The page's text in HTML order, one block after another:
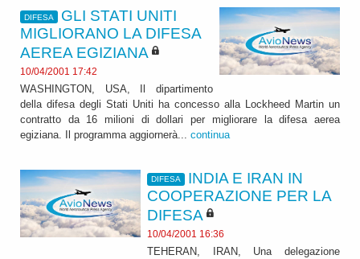
DIFESA
GLI STATI UNITI
MIGLIORANO LA DIFESA
AEREA EGIZIANA
10/04/2001 17:42
WASHINGTON, USA, Il dipartimento
della difesa degli Stati Uniti ha concesso alla Lockheed Martin un
contratto da 16 milioni di dollari per migliorare la difesa aerea
egiziana. Il programma aggiornerà... continua
DIFESA
INDIA E IRAN IN
COOPERAZIONE PER LA
DIFESA
10/04/2001 16:36
TEHERAN, IRAN, Una delegazione